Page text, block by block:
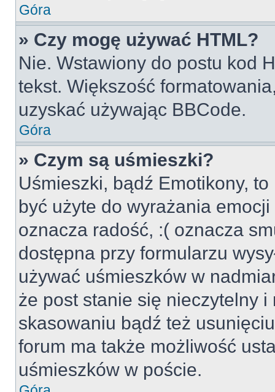
Góra
» Czy mogę używać HTML?
Nie. Wstawiony do postu kod
tekst. Większość
uzyskać używając BBCode.
Góra
» Czym są uśmieszki?
Uśmieszki, bądź Emotikony,
być użyte do wyrażania
oznacza radość, :( oznacza
dostępna przy formularzu
używać uśmieszków w
że post stanie się nieczytelny
skasowaniu bądź też
forum ma także możliwość
uśmieszków w poście.